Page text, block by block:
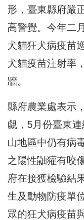
形，臺東縣府嚴
高警覺。今年二
犬貓狂犬病疫苗
犬貓疫苗注射率
牆。
縣府農業處表示
覷，5月份臺東
山地區中仍有病
之陽性鼬獾有咬
府在接獲檢驗結
生及動物防疫單
眾的狂犬病疫苗